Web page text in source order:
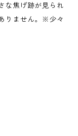
な焦げ跡が見られ
りません。※少々